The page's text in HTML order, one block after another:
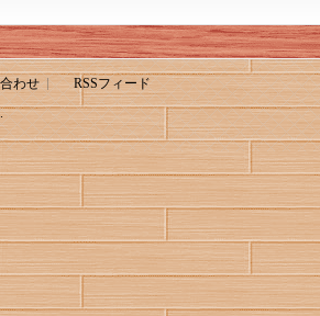
わせ
RSSフィード